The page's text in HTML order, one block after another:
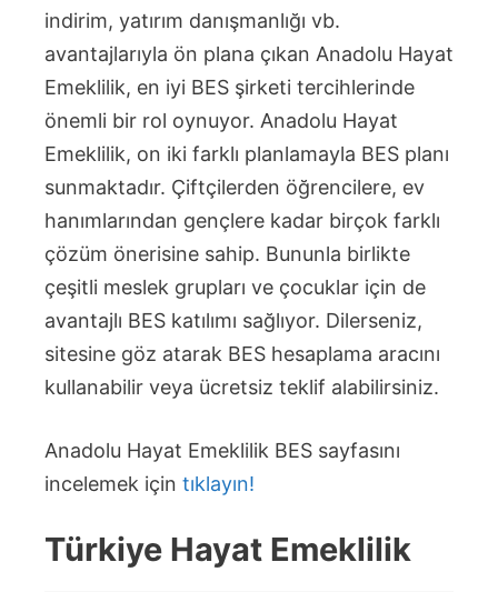
indirim, yatırım danışmanlığı vb.
avantajlarıyla ön plana çıkan Anadolu Hayat
Emeklilik, en iyi BES şirketi tercihlerinde
önemli bir rol oynuyor. Anadolu Hayat
Emeklilik, on iki farklı planlamayla BES planı
sunmaktadır. Çiftçilerden öğrencilere, ev
hanımlarından gençlere kadar birçok farklı
çözüm önerisine sahip. Bununla birlikte
çeşitli meslek grupları ve çocuklar için de
avantajlı BES katılımı sağlıyor. Dilerseniz,
sitesine göz atarak BES hesaplama aracını
kullanabilir veya ücretsiz teklif alabilirsiniz.
Anadolu Hayat Emeklilik BES sayfasını
incelemek için tıklayın!
Türkiye Hayat Emeklilik